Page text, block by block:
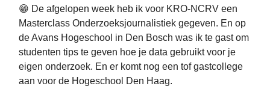
😁 De afgelopen week heb ik voor KRO-NCRV een
Masterclass Onderzoeksjournalistiek gegeven. En op
de Avans Hogeschool in Den Bosch was ik te gast om
studenten tips te geven hoe je data gebruikt voor je
eigen onderzoek. En er komt nog een tof gastcollege
aan voor de Hogeschool Den Haag.